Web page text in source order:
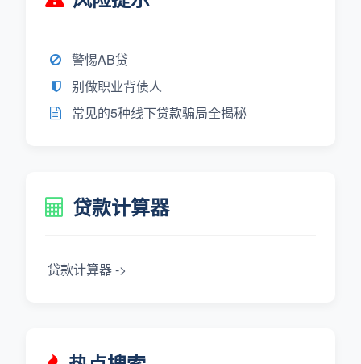
警惕AB贷
别做职业背债人
常见的5种线下贷款骗局全揭秘
贷款计算器
贷款计算器 ->